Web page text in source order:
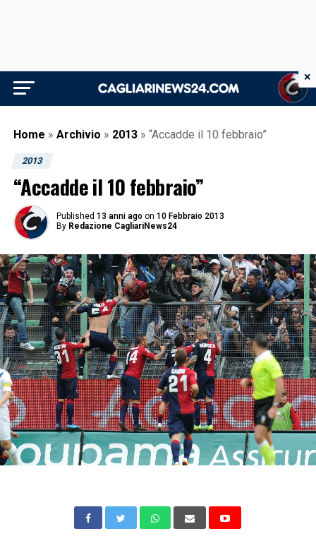
Home » Archivio » 2013 » “Accadde il 10 febbraio”
2013
“Accadde il 10 febbraio”
Published 13 anni ago on 10 Febbraio 2013
By Redazione CagliariNews24
×